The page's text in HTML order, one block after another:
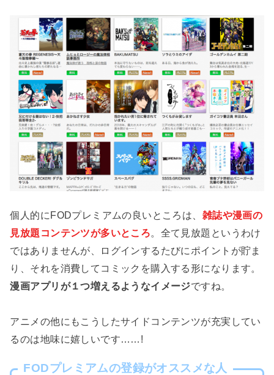
個人的にFODプレミアムの良いところは、 雑誌や漫画の
見放題コンテンツが多いところ。全て見放題というわけ
ではありませんが、ログインするたびにポイントが貯ま
り、それを消費してコミックを購入する形になります。
漫画アプリが１つ増えるようなイメージですね。
アニメの他にもこうしたサイドコンテンツが充実してい
るのは地味に嬉しいです……!
FODプレミアムの登録がオススメな人